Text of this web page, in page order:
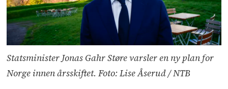
Statsminister Jonas Gahr Støre varsler en ny plan for
Norge innen årsskiftet. Foto: Lise Åserud / NTB